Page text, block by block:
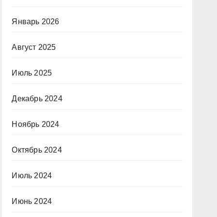
Январь 2026
Август 2025
Июль 2025
Декабрь 2024
Ноябрь 2024
Октябрь 2024
Июль 2024
Июнь 2024